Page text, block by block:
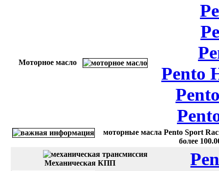
Моторное масло
Pento
моторные масла Pento Sport
более
Механическая КПП